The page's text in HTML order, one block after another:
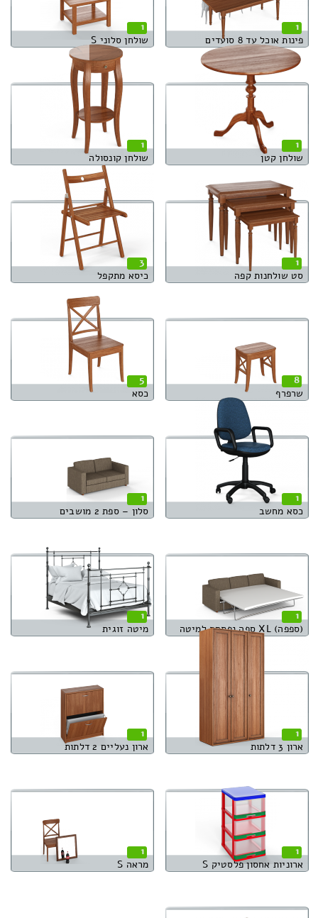
1
פינות אוכל עד 8 סועדים
1
שולחן סלוני S
1
שולחן קטן
1
שולחן קונסולה
1
סט שולחנות קפה
3
כיסא מתקפל
8
שרפרף
5
כסא
1
כסא מחשב
1
סלון – ספת 2 מושבים
1
(ספפה) XL ספה נפתחת למיטה
1
מיטה זוגית
1
ארון 3 דלתות
1
ארון נעליים 2 דלתות
1
ארוניות אחסון פלסטיק S
1
מראה S